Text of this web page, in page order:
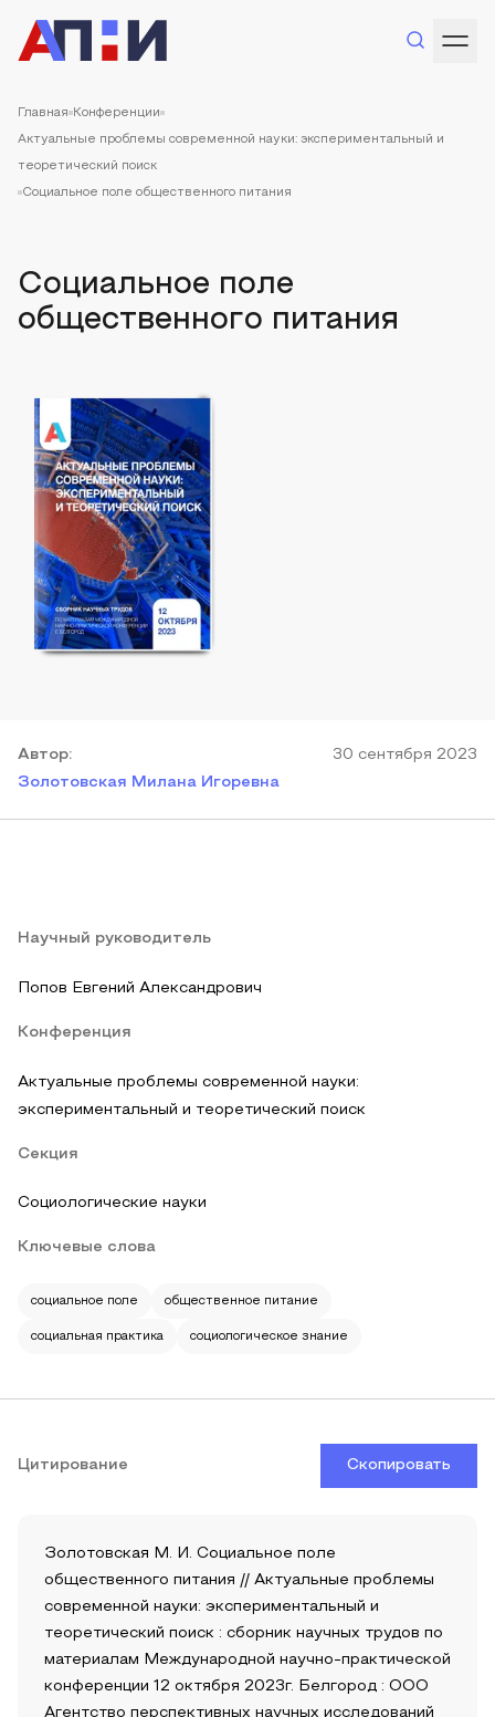
Главная Конференции
Актуальные проблемы современной науки: экспериментальный и
теоретический поиск
Социальное поле общественного питания
Социальное поле
общественного питания
Автор:
Золотовская Милана Игоревна
30 сентября 2023
Научный руководитель
Попов Евгений Александрович
Конференция
Актуальные проблемы современной науки:
экспериментальный и теоретический поиск
Секция
Социологические науки
Ключевые слова
социальное поле общественное питание
социальная практика социологическое знание
Цитирование Скопировать
Золотовская М. И. Социальное поле
общественного питания // Актуальные проблемы
современной науки: экспериментальный и
теоретический поиск : сборник научных трудов по
материалам Международной научно-практической
конференции 12 октября 2023г. Белгород : ООО
Агентство перспективных научных исследований